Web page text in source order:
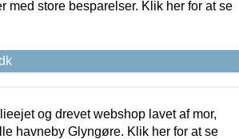
med store besparelser. Klik her for at se
og drevet webshop lavet af mor,
havneby Glyngøre. Klik her for at se